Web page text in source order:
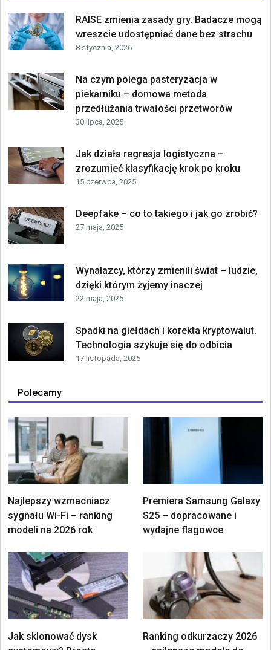
RAISE zmienia zasady gry. Badacze mogą
wreszcie udostępniać dane bez strachu
8 stycznia, 2026
Na czym polega pasteryzacja w
piekarniku – domowa metoda
przedłużania trwałości przetworów
30 lipca, 2025
Jak działa regresja logistyczna –
zrozumieć klasyfikację krok po kroku
15 czerwca, 2025
Deepfake – co to takiego i jak go zrobić?
27 maja, 2025
Wynalazcy, którzy zmienili świat – ludzie,
dzięki którym żyjemy inaczej
22 maja, 2025
Spadki na giełdach i korekta kryptowalut.
Technologia szykuje się do odbicia
17 listopada, 2025
Polecamy
Najlepszy wzmacniacz
sygnału Wi-Fi – ranking
modeli na 2026 rok
Premiera Samsung Galaxy
S25 – dopracowane i
wydajne flagowce
Jak sklonować dysk
Ranking odkurzaczy 2026